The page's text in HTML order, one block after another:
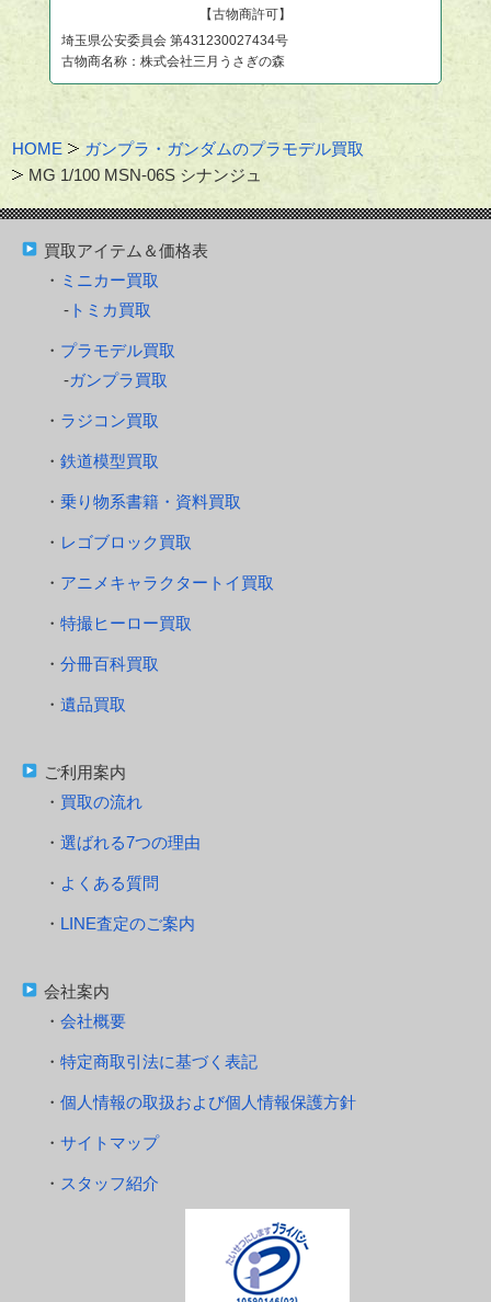
【古物商許可】
埼玉県公安委員会 第431230027434号
古物商名称：株式会社三月うさぎの森
HOME
ガンプラ・ガンダムのプラモデル買取
MG 1/100 MSN-06S シナンジュ
買取アイテム＆価格表
ミニカー買取
トミカ買取
プラモデル買取
ガンプラ買取
ラジコン買取
鉄道模型買取
乗り物系書籍・資料買取
レゴブロック買取
アニメキャラクタートイ買取
特撮ヒーロー買取
分冊百科買取
遺品買取
ご利用案内
買取の流れ
選ばれる7つの理由
よくある質問
LINE査定のご案内
会社案内
会社概要
特定商取引法に基づく表記
個人情報の取扱および個人情報保護方針
サイトマップ
スタッフ紹介